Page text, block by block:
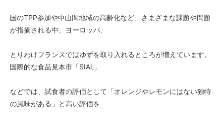
国のTPP参加や中山間地域の高齢化など、さまざまな課題や問題
が指摘される中、ヨーロッパ、
とりわけフランスではゆずを取り入れるところが増えています。
国際的な食品見本市「SIAL」
などでは、試食者の評価として「オレンジやレモンにはない独特
の風味がある」と高い評価を